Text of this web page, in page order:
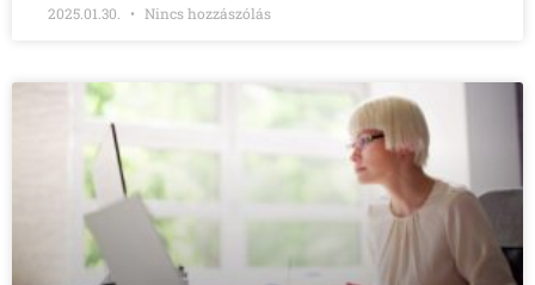
2025.01.30. Nincs hozzászólás